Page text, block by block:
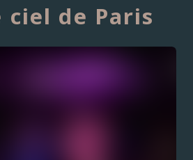
ciel de Paris